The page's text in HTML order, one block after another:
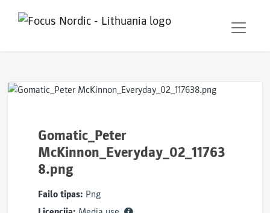
Gomatic_Peter
McKinnon_Everyday_02_11763
8.png
Failo tipas: Png